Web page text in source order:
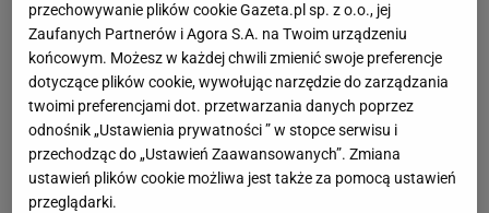
przechowywanie plików cookie Gazeta.pl sp. z o.o., jej
Zaufanych Partnerów i Agora S.A. na Twoim urządzeniu
końcowym. Możesz w każdej chwili zmienić swoje preferencje
dotyczące plików cookie, wywołując narzędzie do zarządzania
twoimi preferencjami dot. przetwarzania danych poprzez
odnośnik „Ustawienia prywatności ” w stopce serwisu i
przechodząc do „Ustawień Zaawansowanych”. Zmiana
ustawień plików cookie możliwa jest także za pomocą ustawień
przeglądarki.